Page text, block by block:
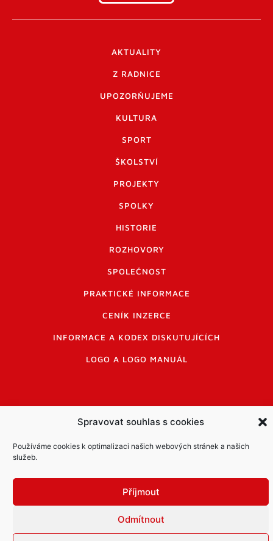
Spravovat souhlas s cookies
Používáme cookies k optimalizaci našich webových stránek a našich
služeb.
Příjmout
Odmítnout
AKTUALITY
Z RADNICE
UPOZORŇUJEME
KULTURA
SPORT
ŠKOLSTVÍ
PROJEKTY
SPOLKY
HISTORIE
ROZHOVORY
SPOLEČNOST
PRAKTICKÉ INFORMACE
CENÍK INZERCE
INFORMACE A KODEX DISKUTUJÍCÍCH
LOGO A LOGO MANUÁL
PDF archiv Zpravodajů